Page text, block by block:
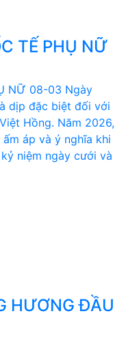
TẾ PHỤ NỮ
NỮ 08-03 Ngày
dịp đặc biệt đối với
Hồng. Năm 2026,
áp và ý nghĩa khi
niệm ngày cưới và
HƯƠNG ĐẦU